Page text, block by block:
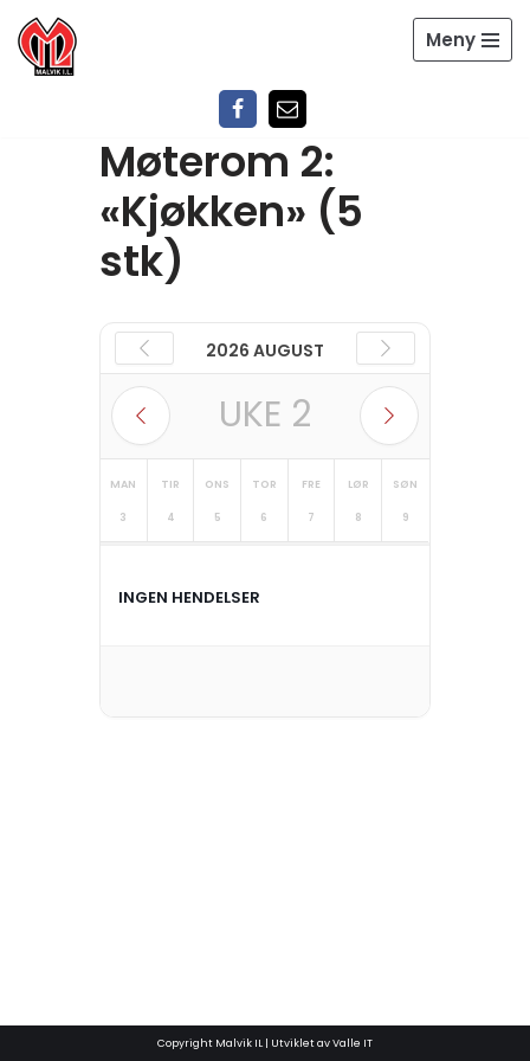
Hopp
Meny
Møterom 2:
«Kjøkken» (5
stk)
2026 AUGUST
UKE 2
MAN
3
TIR
4
ONS
5
TOR
6
FRE
7
LØR
8
SØN
9
INGEN HENDELSER
Copyright Malvik IL | Utviklet av Valle IT